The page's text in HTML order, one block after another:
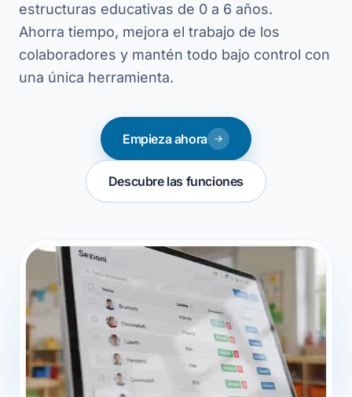
estructuras educativas de 0 a 6 años.
Ahorra tiempo, mejora el trabajo de los
colaboradores y mantén todo bajo control con
una única herramienta.
Empieza ahora
Descubre las funciones